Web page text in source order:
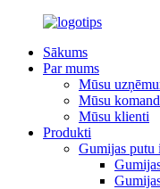
Sākums
Par mums
Mūsu
Mūsu
Mūsu klienti
Produkti
Gumijas putu